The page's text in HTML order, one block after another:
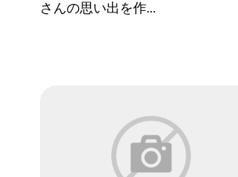
さんの思い出を作...